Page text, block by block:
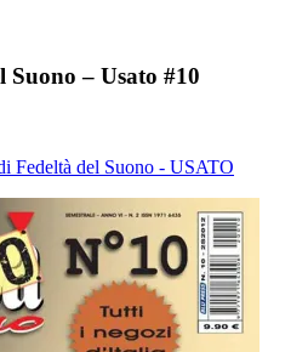
Suono – Usato #10
Fedeltà del Suono - USATO